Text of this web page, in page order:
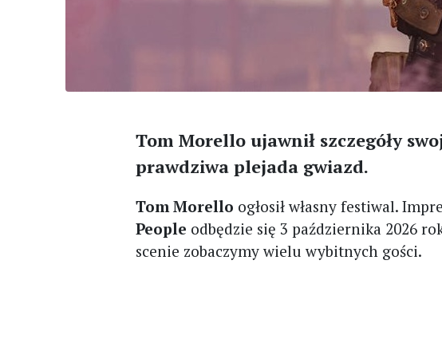
Tom Morello ujawnił szczegóły
prawdziwa plejada gwiazd.
Tom Morello ogłosił własny festiwal.
People odbędzie się 3 października 2026
scenie zobaczymy wielu wybitnych gości.